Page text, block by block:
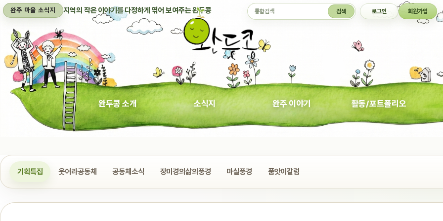
완주 마을 소식지 지역의 작은 이야기를 다정하게 엮어 보여주는 완두콩 통합검색 검색 로그인 회원가입
완두콩 소개 소식지 완주 이야기 활동/포트폴리오
기획특집 웃어라공동체 공동체소식 장미경의삶의풍경 마실풍경 품앗이칼럼